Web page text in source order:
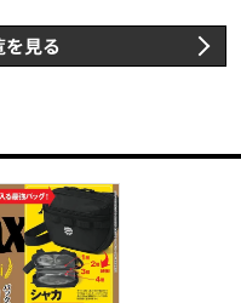
を見る